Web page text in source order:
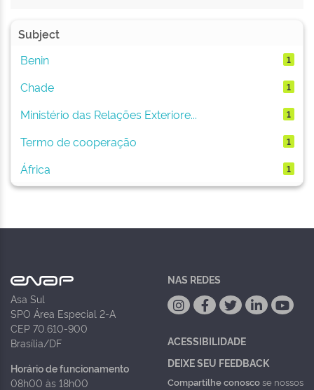
Subject
Benin
1
Chade 1
Ministério das Relações Exteriore... 1
Termo de cooperação 1
África 1
Asa Sul
SPO Área Especial 2-A
CEP 70.610-900
Brasília/DF
Horário de funcionamento
08h00 às 18h00
NAS REDES
ACESSIBILIDADE
DEIXE SEU FEEDBACK
Compartilhe conoscose nossos